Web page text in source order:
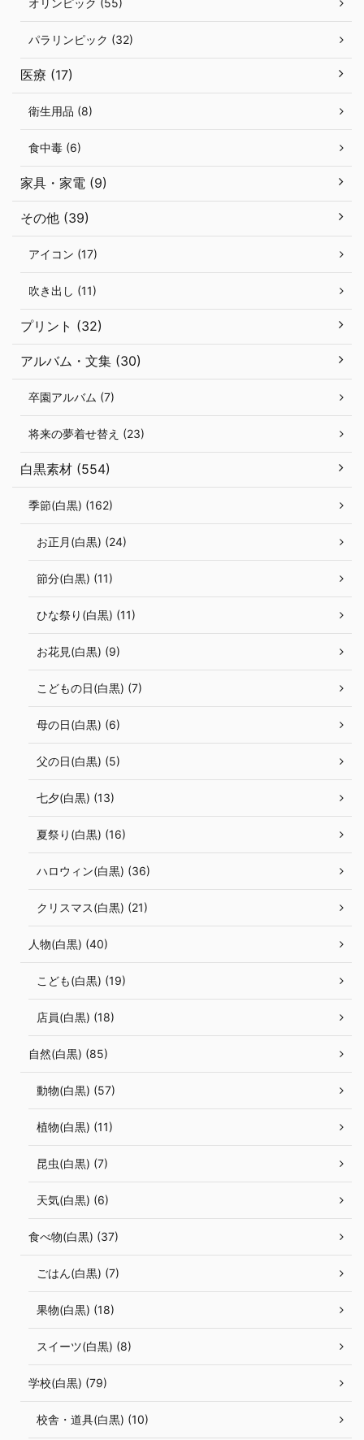
オリンピック (55)
パラリンピック (32)
医療 (17)
衛生用品 (8)
食中毒 (6)
家具・家電 (9)
その他 (39)
アイコン (17)
吹き出し (11)
プリント (32)
アルバム・文集 (30)
卒園アルバム (7)
将来の夢着せ替え (23)
白黒素材 (554)
季節(白黒) (162)
お正月(白黒) (24)
節分(白黒) (11)
ひな祭り(白黒) (11)
お花見(白黒) (9)
こどもの日(白黒) (7)
母の日(白黒) (6)
父の日(白黒) (5)
七夕(白黒) (13)
夏祭り(白黒) (16)
ハロウィン(白黒) (36)
クリスマス(白黒) (21)
人物(白黒) (40)
こども(白黒) (19)
店員(白黒) (18)
自然(白黒) (85)
動物(白黒) (57)
植物(白黒) (11)
昆虫(白黒) (7)
天気(白黒) (6)
食べ物(白黒) (37)
ごはん(白黒) (7)
果物(白黒) (18)
スイーツ(白黒) (8)
学校(白黒) (79)
校舎・道具(白黒) (10)